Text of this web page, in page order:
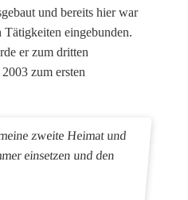
und bereits hier war
eingebunden.
er zum dritten
zum ersten
zweite Heimat und
einsetzen und den